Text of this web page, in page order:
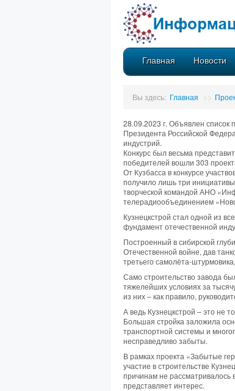
Главная Новости
Вы здесь: Главная >>
28.09.2023 г. Объявлен список
Президента Российской
индустрий.
Конкурс был весьма
победителей вошли 303
От Кузбасса в конкурсе
получило лишь три
творческой командой АНО
телерадиообъединением
Кузнецкстрой стал одной из
фундамент отечественной
Построенный в сибирской
Отечественной войне, дав
третьего самолёта-
Само строительство завода
тяжелейших условиях за
из них – как правило,
А ведь Кузнецкстрой – это не
Большая стройка заложила
транспортной системы и
несправедливо забыты.
В рамках проекта «Забытые
участие в строительстве
причинам не рассматривалось
представляет интерес.